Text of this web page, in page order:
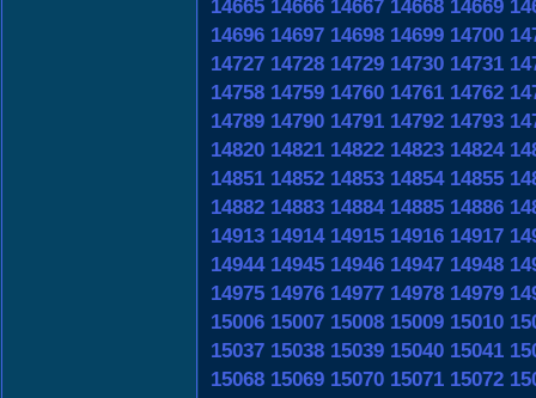
14665 14666 14667 14668 14669
14696 14697 14698 14699 14700
14727 14728 14729 14730 14731
14758 14759 14760 14761 14762
14789 14790 14791 14792 14793
14820 14821 14822 14823 14824
14851 14852 14853 14854 14855
14882 14883 14884 14885 14886
14913 14914 14915 14916 14917
14944 14945 14946 14947 14948
14975 14976 14977 14978 14979
15006 15007 15008 15009 15010
15037 15038 15039 15040 15041
15068 15069 15070 15071 15072